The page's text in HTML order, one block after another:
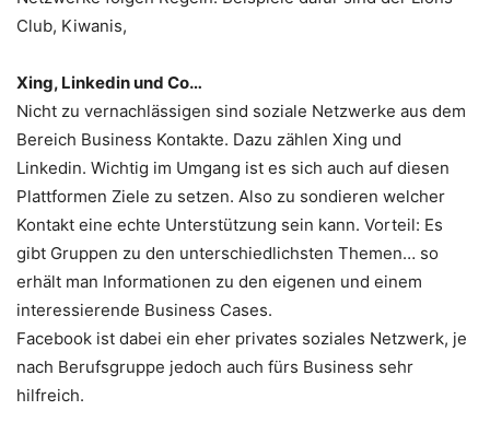
Club, Kiwanis,
Xing, Linkedin und Co…
Nicht zu vernachlässigen sind soziale Netzwerke aus dem
Bereich Business Kontakte. Dazu zählen Xing und
Linkedin. Wichtig im Umgang ist es sich auch auf diesen
Plattformen Ziele zu setzen. Also zu sondieren welcher
Kontakt eine echte Unterstützung sein kann. Vorteil: Es
gibt Gruppen zu den unterschiedlichsten Themen… so
erhält man Informationen zu den eigenen und einem
interessierende Business Cases.
Facebook ist dabei ein eher privates soziales Netzwerk, je
nach Berufsgruppe jedoch auch fürs Business sehr
hilfreich.